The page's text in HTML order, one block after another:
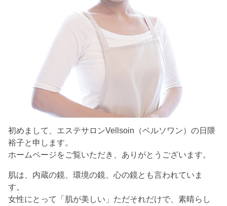
初めまして、エステサロンVellsoin（ベルソワン）の日隈
裕子と申します。
ホームページをご覧いただき、ありがとうございます。
肌は、内蔵の鏡、環境の鏡、心の鏡とも言われていま
す。
女性にとって「肌が美しい」ただそれだけで、素晴らし